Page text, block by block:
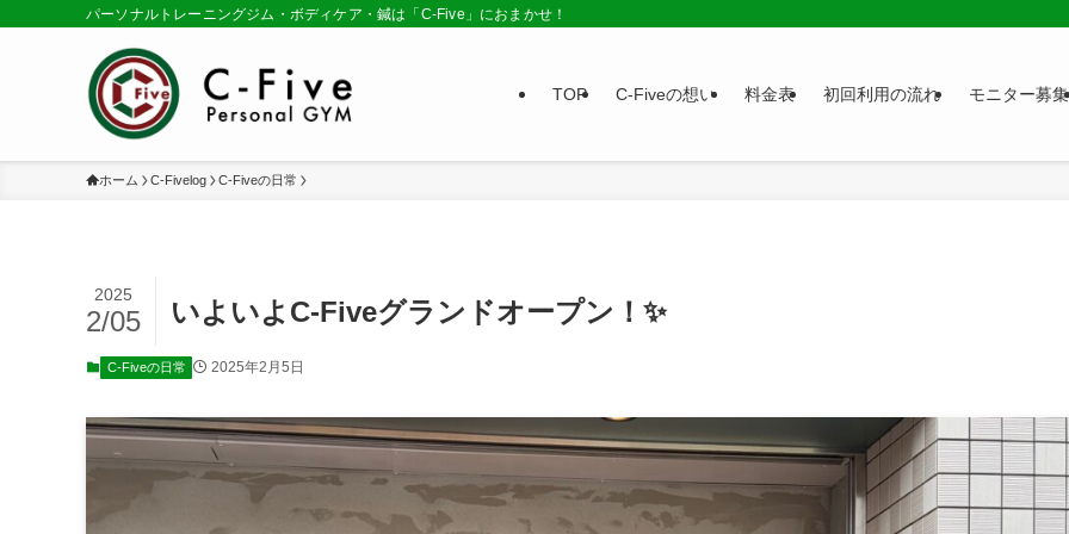
パーソナルトレーニングジム・ボディケア・鍼は「C-Five」におまかせ！
TOP C-Fiveの想い 料金表 初回利用の流れ モニター募集
ホーム C-Fivelog C-Fiveの日常
いよいよC-Fiveグランドオープン！✨
2025
2/05
C-Fiveの日常 2025年2月5日